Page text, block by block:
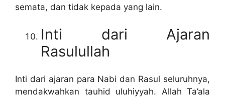
semata, dan tidak kepada yang lain.
Inti dari Ajaran
Rasulullah
Inti dari ajaran para Nabi dan Rasul seluruhnya,
mendakwahkan tauhid uluhiyyah. Allah Ta’ala